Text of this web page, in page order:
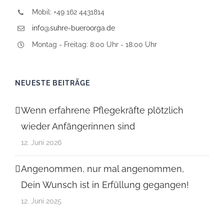
Mobil: +49 162 4431814
info@suhre-bueroorga.de
Montag - Freitag: 8:00 Uhr - 18:00 Uhr
NEUESTE BEITRÄGE
Wenn erfahrene Pflegekräfte plötzlich
wieder Anfängerinnen sind
12. Juni 2026
Angenommen, nur mal angenommen,
Dein Wunsch ist in Erfüllung gegangen!
12. Juni 2025